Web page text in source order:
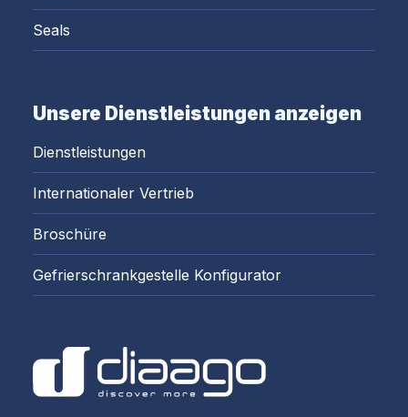
Seals
Unsere Dienstleistungen anzeigen
Dienstleistungen
Internationaler Vertrieb
Broschüre
Gefrierschrankgestelle Konfigurator